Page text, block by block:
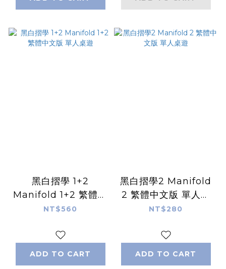
黑白摺學 1+2
Manifold 1+2 繁體中
文版 單人桌遊
NT$560
ADD TO CART
黑白摺學2 Manifold
2 繁體中文版 單人桌
遊
NT$280
ADD TO CART